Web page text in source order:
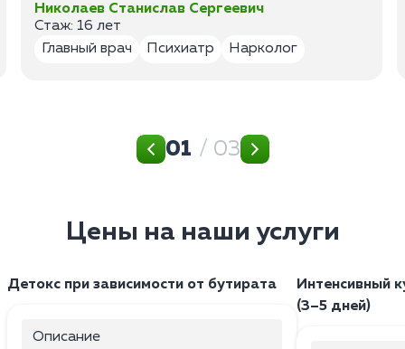
Николаев Станислав Сергеевич
Стаж: 16 лет
Главный врач
Психиатр Нарколог
01 / 03
Цены на наши услуги
Детокс при зависимости от бутирата
Описание
Интенсивный
(3–5 дней)